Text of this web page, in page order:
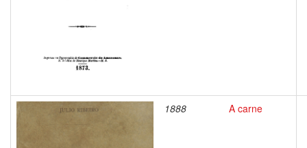
1888 A carne